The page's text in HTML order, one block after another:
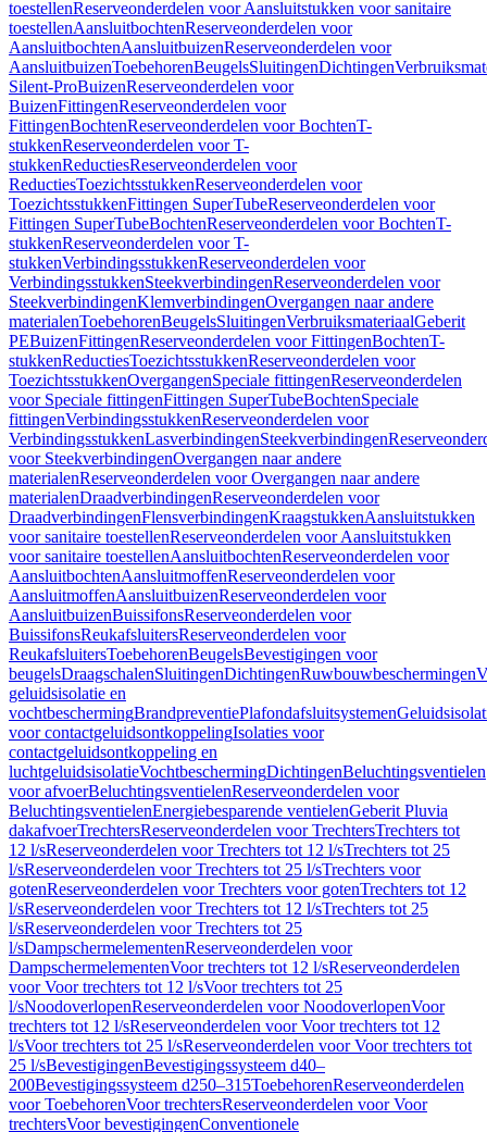
toestellenReserveonderdelen voor Aansluitstukken voor sanitaire
toestellenAansluitbochtenReserveonderdelen voor
AansluitbochtenAansluitbuizenReserveonderdelen voor
AansluitbuizenToebehorenBeugelsSluitingenDichtingen
Silent-ProBuizenReserveonderdelen voor
BuizenFittingenReserveonderdelen voor
FittingenBochtenReserveonderdelen voor BochtenT-
stukkenReserveonderdelen voor T-
stukkenReductiesReserveonderdelen voor
ReductiesToezichtsstukkenReserveonderdelen voor
ToezichtsstukkenFittingen SuperTubeReserveonderdelen voor
Fittingen SuperTubeBochtenReserveonderdelen voor BochtenT-
stukkenReserveonderdelen voor T-
stukkenVerbindingsstukkenReserveonderdelen voor
VerbindingsstukkenSteekverbindingenReserveonderdelen voor
SteekverbindingenKlemverbindingenOvergangen naar andere
materialenToebehorenBeugelsSluitingenVerbruiksmateriaalGeberit
PEBuizenFittingenReserveonderdelen voor FittingenBochtenT-
stukkenReductiesToezichtsstukkenReserveonderdelen voor
ToezichtsstukkenOvergangenSpeciale fittingenReserveonderdelen
voor Speciale fittingenFittingen SuperTubeBochtenSpeciale
fittingenVerbindingsstukkenReserveonderdelen voor
VerbindingsstukkenLasverbindingenSteekverbindingen
voor SteekverbindingenOvergangen naar andere
materialenReserveonderdelen voor Overgangen naar andere
materialenDraadverbindingenReserveonderdelen voor
DraadverbindingenFlensverbindingenKraagstukkenAansluitstukken
voor sanitaire toestellenReserveonderdelen voor Aansluitstukken
voor sanitaire toestellenAansluitbochtenReserveonderdelen voor
AansluitbochtenAansluitmoffenReserveonderdelen voor
AansluitmoffenAansluitbuizenReserveonderdelen voor
AansluitbuizenBuissifonsReserveonderdelen voor
BuissifonsReukafsluitersReserveonderdelen voor
ReukafsluitersToebehorenBeugelsBevestigingen voor
beugelsDraagschalenSluitingenDichtingenRuwbouwbeschermingen
geluidsisolatie en
vochtbeschermingBrandpreventiePlafondafsluitsystemen
voor contactgeluidsontkoppelingIsolaties voor
contactgeluidsontkoppeling en
luchtgeluidsisolatieVochtbeschermingDichtingenBeluchtingsventielen
voor afvoerBeluchtingsventielenReserveonderdelen voor
BeluchtingsventielenEnergiebesparende ventielenGeberit Pluvia
dakafvoerTrechtersReserveonderdelen voor TrechtersTrechters tot
12 l/sReserveonderdelen voor Trechters tot 12 l/sTrechters tot 25
l/sReserveonderdelen voor Trechters tot 25 l/sTrechters voor
gotenReserveonderdelen voor Trechters voor gotenTrechters tot 12
l/sReserveonderdelen voor Trechters tot 12 l/sTrechters tot 25
l/sReserveonderdelen voor Trechters tot 25
l/sDampschermelementenReserveonderdelen voor
DampschermelementenVoor trechters tot 12 l/sReserveonderdelen
voor Voor trechters tot 12 l/sVoor trechters tot 25
l/sNoodoverlopenReserveonderdelen voor NoodoverlopenVoor
trechters tot 12 l/sReserveonderdelen voor Voor trechters tot 12
l/sVoor trechters tot 25 l/sReserveonderdelen voor Voor trechters tot
25 l/sBevestigingenBevestigingssysteem d40–
200Bevestigingssysteem d250–315ToebehorenReserveonderdelen
voor ToebehorenVoor trechtersReserveonderdelen voor Voor
trechtersVoor bevestigingenConventionele